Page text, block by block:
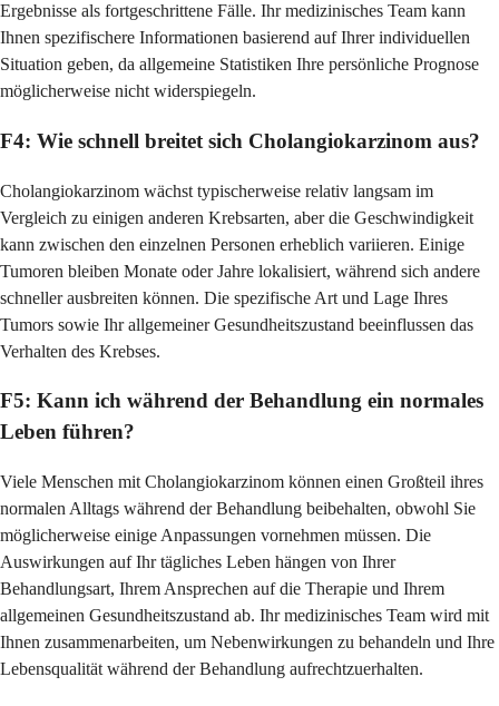
Ergebnisse als fortgeschrittene Fälle. Ihr medizinisches Team kann
Ihnen spezifischere Informationen basierend auf Ihrer individuellen
Situation geben, da allgemeine Statistiken Ihre persönliche Prognose
möglicherweise nicht widerspiegeln.
F4: Wie schnell breitet sich Cholangiokarzinom aus?
Cholangiokarzinom wächst typischerweise relativ langsam im
Vergleich zu einigen anderen Krebsarten, aber die Geschwindigkeit
kann zwischen den einzelnen Personen erheblich variieren. Einige
Tumoren bleiben Monate oder Jahre lokalisiert, während sich andere
schneller ausbreiten können. Die spezifische Art und Lage Ihres
Tumors sowie Ihr allgemeiner Gesundheitszustand beeinflussen das
Verhalten des Krebses.
F5: Kann ich während der Behandlung ein normales
Leben führen?
Viele Menschen mit Cholangiokarzinom können einen Großteil ihres
normalen Alltags während der Behandlung beibehalten, obwohl Sie
möglicherweise einige Anpassungen vornehmen müssen. Die
Auswirkungen auf Ihr tägliches Leben hängen von Ihrer
Behandlungsart, Ihrem Ansprechen auf die Therapie und Ihrem
allgemeinen Gesundheitszustand ab. Ihr medizinisches Team wird mit
Ihnen zusammenarbeiten, um Nebenwirkungen zu behandeln und Ihre
Lebensqualität während der Behandlung aufrechtzuerhalten.